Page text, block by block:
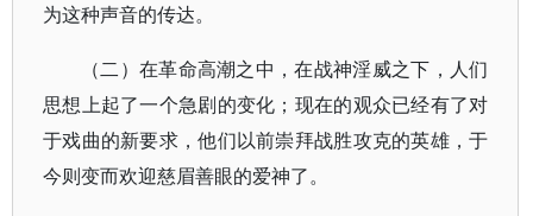
为这种声音的传达。
（二）在革命高潮之中，在战神淫威之下，人们
思想上起了一个急剧的变化；现在的观众已经有了对
于戏曲的新要求，他们以前崇拜战胜攻克的英雄，于
今则变而欢迎慈眉善眼的爱神了。